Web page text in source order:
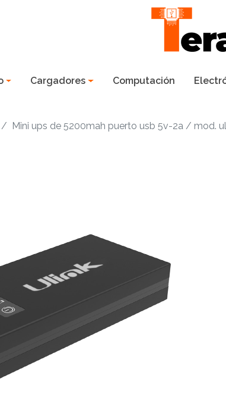
Cargadores Computación
Mini ups de 5200mah puerto usb 5v-2a / mod.